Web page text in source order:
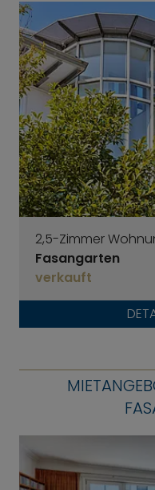
2,5-Zimmer
Fasangarten
verkauft